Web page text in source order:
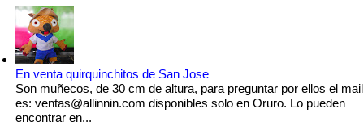
En venta quirquinchitos de San Jose
Son muñecos, de 30 cm de altura, para preguntar por ellos el mail
es: ventas@allinnin.com disponibles solo en Oruro. Lo pueden
encontrar en...